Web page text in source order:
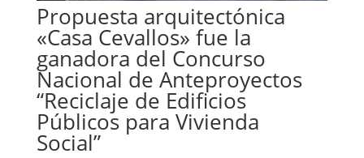
Propuesta arquitectónica
«Casa Cevallos» fue la
ganadora del Concurso
Nacional de Anteproyectos
“Reciclaje de Edificios
Públicos para Vivienda
Social”